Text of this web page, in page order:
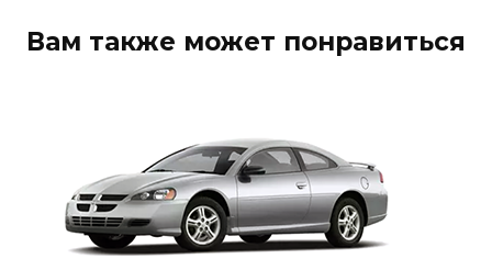
Вам также может понравиться